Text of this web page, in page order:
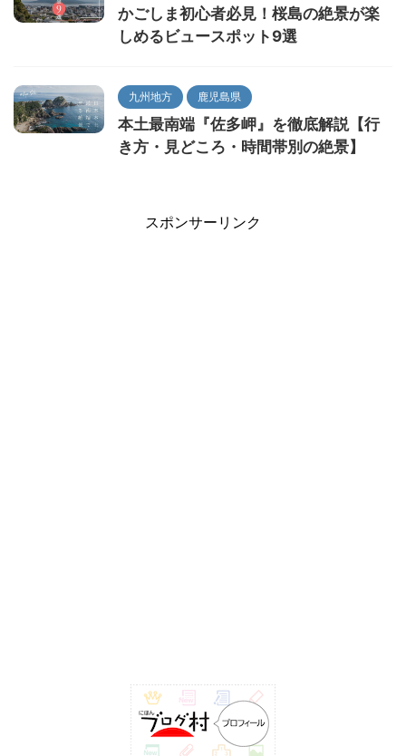
かごしま初心者必見！桜島の絶景が楽
しめるビュースポット9選
九州地方 鹿児島県
本土最南端『佐多岬』を徹底解説【行
き方・見どころ・時間帯別の絶景】
スポンサーリンク